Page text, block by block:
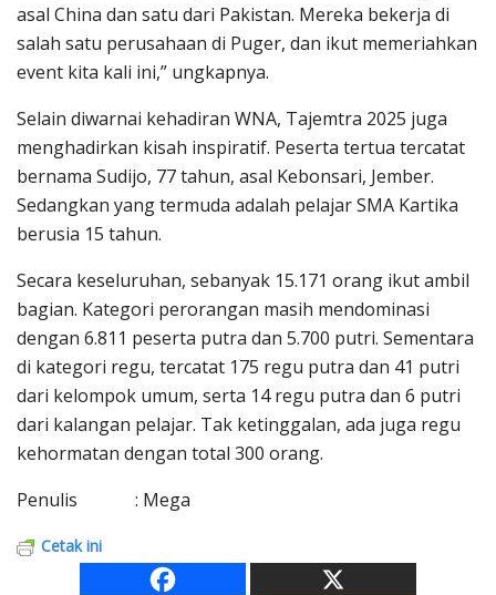
asal China dan satu dari Pakistan. Mereka bekerja di
salah satu perusahaan di Puger, dan ikut memeriahkan
event kita kali ini,” ungkapnya.
Selain diwarnai kehadiran WNA, Tajemtra 2025 juga
menghadirkan kisah inspiratif. Peserta tertua tercatat
bernama Sudijo, 77 tahun, asal Kebonsari, Jember.
Sedangkan yang termuda adalah pelajar SMA Kartika
berusia 15 tahun.
Secara keseluruhan, sebanyak 15.171 orang ikut ambil
bagian. Kategori perorangan masih mendominasi
dengan 6.811 peserta putra dan 5.700 putri. Sementara
di kategori regu, tercatat 175 regu putra dan 41 putri
dari kelompok umum, serta 14 regu putra dan 6 putri
dari kalangan pelajar. Tak ketinggalan, ada juga regu
kehormatan dengan total 300 orang.
Penulis : Mega
Cetak ini